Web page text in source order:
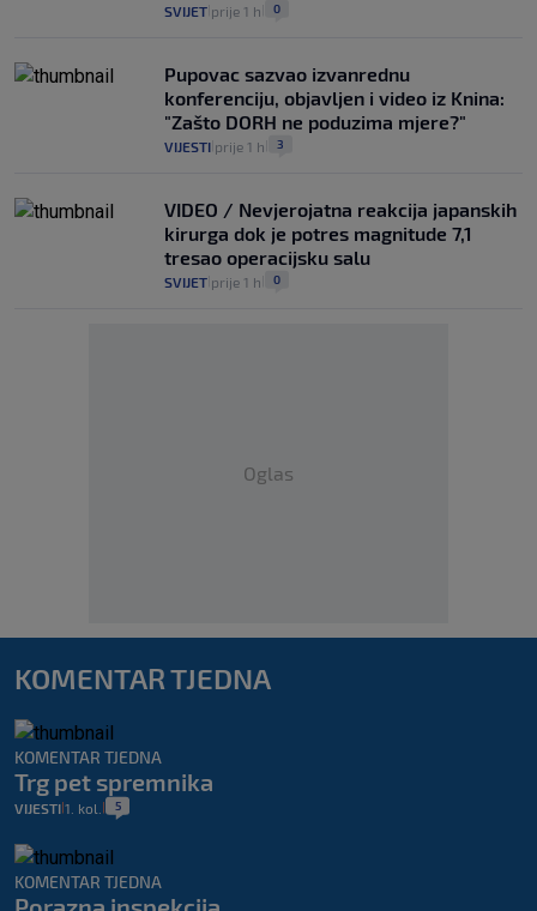
SVIJET prije 1 h 0
Pupovac sazvao izvanrednu
konferenciju, objavljen i video iz Knina:
"Zašto DORH ne poduzima mjere?"
VIJESTI prije 1 h 3
VIDEO / Nevjerojatna reakcija japanskih
kirurga dok je potres magnitude 7,1
tresao operacijsku salu
SVIJET prije 1 h 0
Oglas
KOMENTAR TJEDNA
KOMENTAR TJEDNA
Trg pet spremnika
VIJESTI 1. kol. 5
KOMENTAR TJEDNA